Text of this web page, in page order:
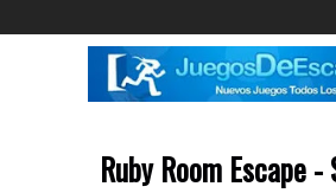
Ruby Room Escape -